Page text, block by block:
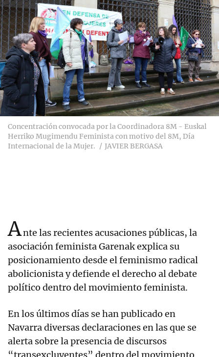
Concentración convocada por la Coordinadora 8M - Euskal
Herriko Mugimendu Feminista con motivo del 8M, Día
Internacional de la Mujer.
JAVIER BERGASA
Ante las recientes acusaciones públicas, la
asociación feminista Garenak explica su
posicionamiento desde el feminismo radical
abolicionista y defiende el derecho al debate
político dentro del movimiento feminista.
En los últimos días se han publicado en
Navarra diversas declaraciones en las que se
alerta sobre la presencia de discursos